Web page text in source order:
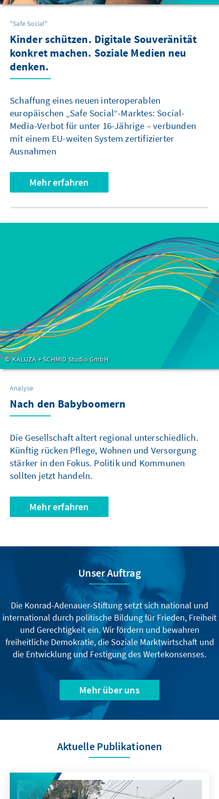
"Safe Social"
Kinder schützen. Digitale Souveränität
konkret machen. Soziale Medien neu
denken.
Schaffung eines neuen interoperablen
europäischen „Safe Social“-Marktes: Social-
Media-Verbot für unter 16-Jährige – verbunden
mit einem EU-weiten System zertifizierter
Ausnahmen
Mehr erfahren
KALUZA + SCHMID Studio GmbH
Analyse
Nach den Babyboomern
Die Gesellschaft altert regional unterschiedlich.
Künftig rücken Pflege, Wohnen und Versorgung
stärker in den Fokus. Politik und Kommunen
sollten jetzt handeln.
Mehr erfahren
Unser Auftrag
Die Konrad-Adenauer-Stiftung setzt sich national und
international durch politische Bildung für Frieden, Freiheit
und Gerechtigkeit ein. Wir fördern und bewahren
freiheitliche Demokratie, die Soziale Marktwirtschaft und
die Entwicklung und Festigung des Wertekonsenses.
Mehr über uns
Aktuelle Publikationen